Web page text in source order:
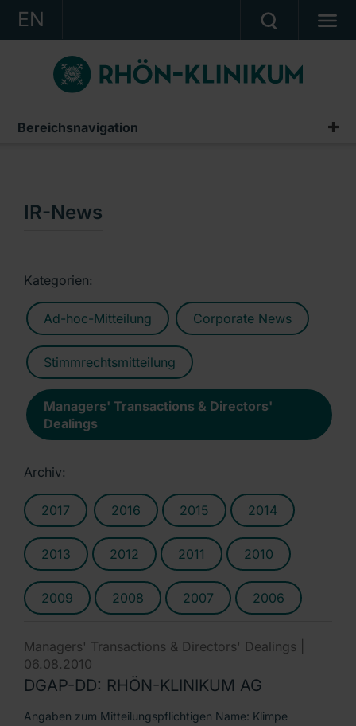
EN
KONZERN
KLINIKEN
KARRIERE
KONTAKT
Bereichsnavigation
Publikationen & Präsentationen
Präsentationen & Conference Calls
IR-News
Kategorien:
Ad-hoc-Mitteilung Corporate News
Stimmrechtsmitteilung
Managers' Transactions & Directors'
Dealings
Archiv:
2017 2016 2015 2014
2013 2012 2011 2010
2009 2008 2007 2006
Managers' Transactions & Directors' Dealings |
06.08.2010
DGAP-DD: RHÖN-KLINIKUM AG
Angaben zum Mitteilungspflichtigen Name: Klimpe